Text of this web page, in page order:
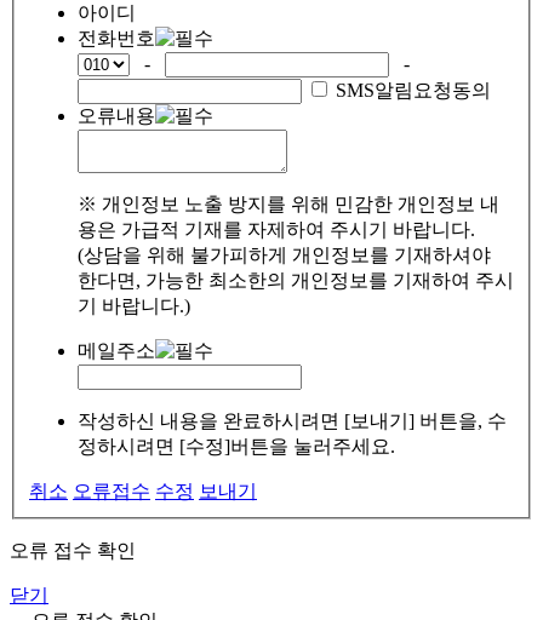
아이디
전화번호
-
-
SMS알림요청동의
오류내용
※ 개인정보 노출 방지를 위해 민감한 개인정보 내
용은 가급적 기재를 자제하여 주시기 바랍니다.
(상담을 위해 불가피하게 개인정보를 기재하셔야
한다면, 가능한 최소한의 개인정보를 기재하여 주시
기 바랍니다.)
메일주소
작성하신 내용을 완료하시려면 [보내기] 버튼을, 수
정하시려면 [수정]버튼을 눌러주세요.
취소 오류접수 수정 보내기
오류 접수 확인
닫기